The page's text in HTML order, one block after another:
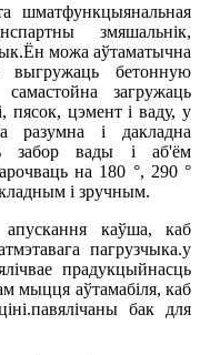
шматфункцыянальная
змяшальнік,
можа аўтаматычна
выгружаць бетонную
загружаць
пясок, цэмент і ваду, у
разумна і дакладна
забор вады і аб'ём
на 180 °, 290 °
і зручным.
каўша, каб
пагрузчыка.у
прадукцыйнасць
мыцця аўтамабіля, каб
бак для